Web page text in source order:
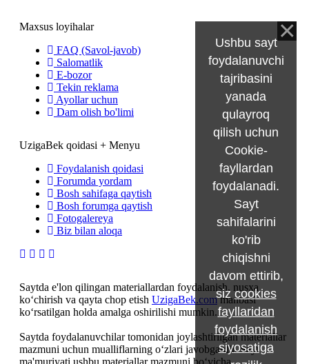
Maxsus loyihalar
FAQ (Savol-javob)
Salomatlik
E-bozor
Tekin reklama
Ayollar uchun
Dam olish bo'limi
UzigaBek qoidasi + Menyu
Foydalanish qoidasi
Forumda yordam
Bosh sahifaga qaytish
Bosh forumga qaytish
Fotogalereya
Biz bilan aloqa
Saytda e'lon qilingan materiallardan foydalanish, nusxa
ko‘chirish va qayta chop etish UzigaBek.commanbasi
ko‘rsatilgan holda amalga oshirilishi mumkin.
Saytda foydalanuvchilar tomonidan joylashtirilgan materiallar
mazmuni uchun mualliflarning o‘zlari javobgardir. Sayt
ma'muriyati ushbu materiallar mazmuni bo‘yicha
Ushbu sayt
foydalanuvchi
tajribasini
yanada
qulayroq
qilish uchun
Cookie-
fayllardan
foydalanadi.
Sayt
sahifalarini
ko'rib
chiqishni
davom ettirib,
sizcookies
fayllaridan
foydalanish
siyosatiga